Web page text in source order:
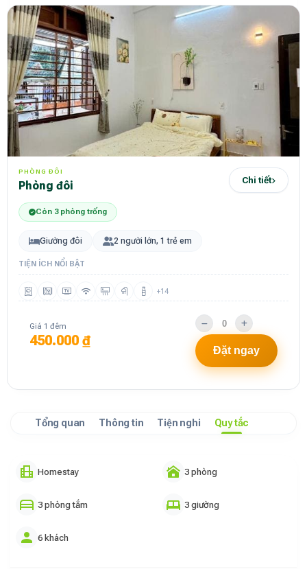
PHÒNG ĐÔI
Phòng đôi Chi tiết
Còn 3 phòng trống
Giường đôi 2 người lớn, 1 trẻ em
TIỆN ÍCH NỔI BẬT
+14
Giá 1 đêm
450.000 ₫
Đặt ngay
Tổng quan Thông tin Tiện nghi Quy tắc
Homestay 3 phòng
3 phòng tắm 3 giường
6 khách